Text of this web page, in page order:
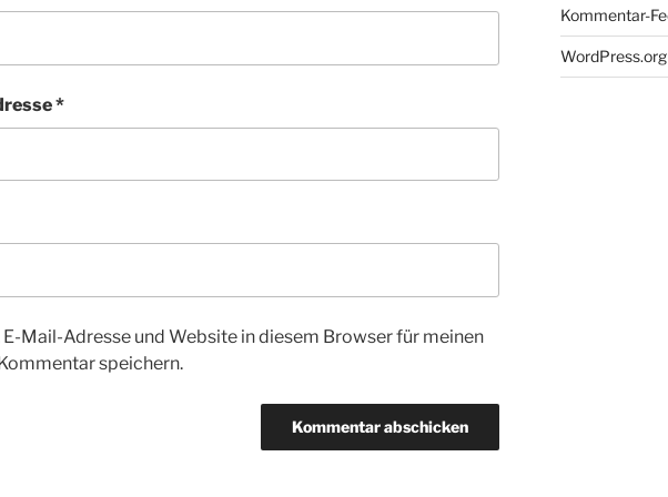
*
E-Mail-Adresse und Website in diesem Browser für meinen
speichern.
Kommentar-
WordPress.org